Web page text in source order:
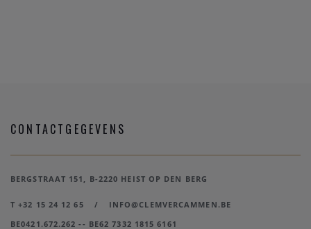
CONTACTGEGEVENS
BERGSTRAAT 151, B-2220 HEIST OP DEN BERG
T +32 15 24 12 65 /
INFO@CLEMVERCAMMEN.BE
BE0421.672.262 -- BE62 7332 1815 6161